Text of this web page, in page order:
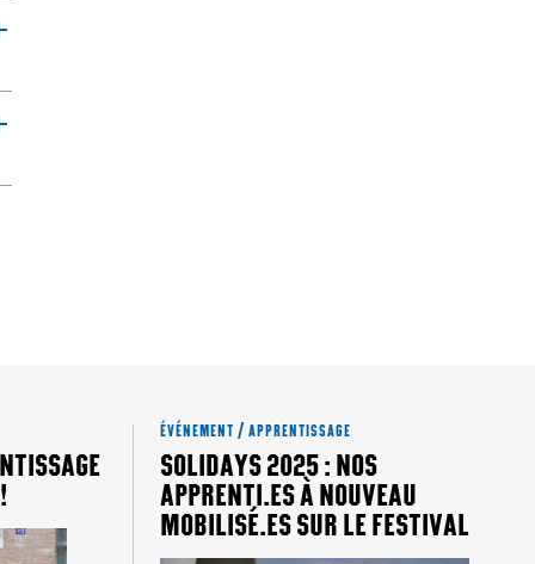
ÉVÉNEMENT / APPRENTISSAGE
SOLIDAYS 2025 : NOS
APPRENTI.ES À NOUVEAU
MOBILISÉ.ES SUR LE FESTIVAL